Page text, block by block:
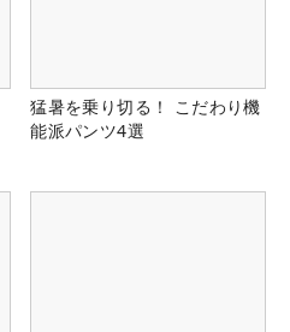
猛暑を乗り切る！ こだわり機
能派パンツ4選